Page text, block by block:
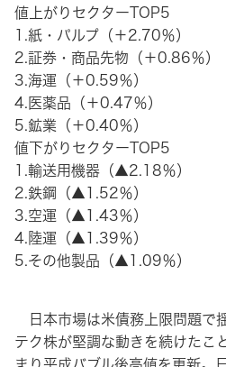
値上がりセクターTOP5
1.紙・パルプ（＋2.70％）
2.証券・商品先物（＋0.86％）
3.海運（＋0.59％）
4.医薬品（＋0.47％）
5.鉱業（＋0.40％）
値下がりセクターTOP5
1.輸送用機器（▲2.18％）
2.鉄鋼（▲1.52％）
3.空運（▲1.43％）
4.陸運（▲1.39％）
5.その他製品（▲1.09％）
日本市場は米債務上限問題で
テク株が堅調な動きを続けたこ